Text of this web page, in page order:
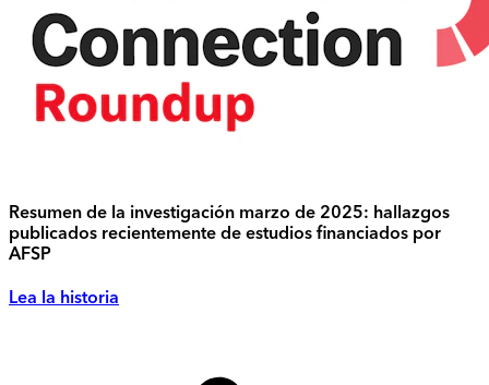
Resumen de la investigación marzo de 2025: hallazgos
publicados recientemente de estudios financiados por
AFSP
Lea la historia